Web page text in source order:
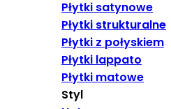
Płytki satynowe
Płytki strukturalne
Płytki z połyskiem
Płytki lappato
Płytki matowe
Styl